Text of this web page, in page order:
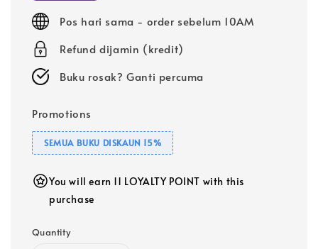
Pos hari sama - order sebelum 10AM
Refund dijamin (kredit)
Buku rosak? Ganti percuma
Promotions
SEMUA BUKU DISKAUN 15%
You will earn 11 LOYALTY POINT with this
purchase
Quantity